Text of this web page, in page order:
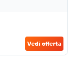
Vedi offerta